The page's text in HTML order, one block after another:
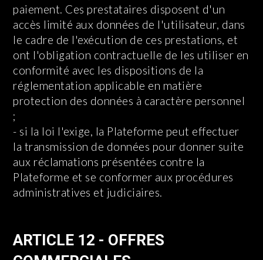
paiement. Ces prestataires disposent d'un
accès limité aux données de l'utilisateur, dans
le cadre de l'exécution de ces prestations, et
ont l'obligation contractuelle de les utiliser en
conformité avec les dispositions de la
réglementation applicable en matière
protection des données à caractère personnel
;
- si la loi l'exige, la Plateforme peut effectuer
la transmission de données pour donner suite
aux réclamations présentées contre la
Plateforme et se conformer aux procédures
administratives et judiciaires.
ARTICLE 12 - OFFRES